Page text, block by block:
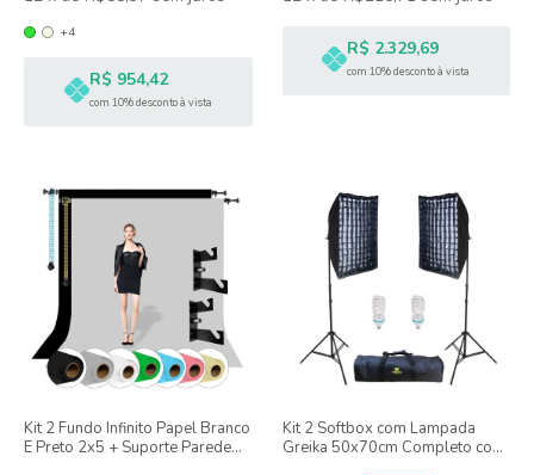
+4
R$ 954,42
com 10% desconto à vista
R$ 2.329,69
com 10% desconto à vista
Kit 2 Fundo Infinito Papel Branco
E Preto 2x5 + Suporte Parede
Kit 2 Softbox com Lampada
Greika 50x70cm Completo com